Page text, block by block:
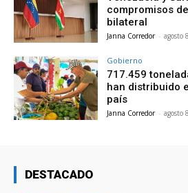
compromisos
bilateral
Janna Corredor - agosto
Gobierno
717.459
han distribuido
país
Janna Corredor - agosto
DESTACADO